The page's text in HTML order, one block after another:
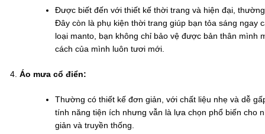
Được biết đến với thiết kế thời trang và hiện đại,
Đây còn là phụ kiện thời trang giúp bạn tỏa sáng ngay
loại manto, bạn không chỉ bảo vệ được bản thân mình
cách của mình luôn tươi mới.
Áo mưa cổ điển:
Thường có thiết kế đơn giản, với chất liệu nhẹ và dễ
tính năng tiện ích nhưng vẫn là lựa chọn phổ biến cho
giản và truyền thống.